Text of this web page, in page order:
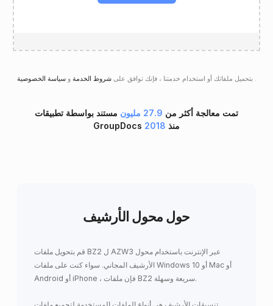
بتحميل ملفاتك أو استخدام خدمتنا ، فإنك توافق علىشروط الخدمةو .
تمت معالجة أكثر من 27.9 مليون
مستند بواسطة تطبيقات
GroupDocs منذ 2018
حول محول الأرشيف
قم بتحويل ملفات BZ2 ل AZW3 عبر الإنترنت باستخدام محول
الأرشيف المجاني. سواء كنت على ملفات Windows 10 أو Mac أو
Android أو iPhone ، فإن ملفات BZ2 سريعة وسهلة.